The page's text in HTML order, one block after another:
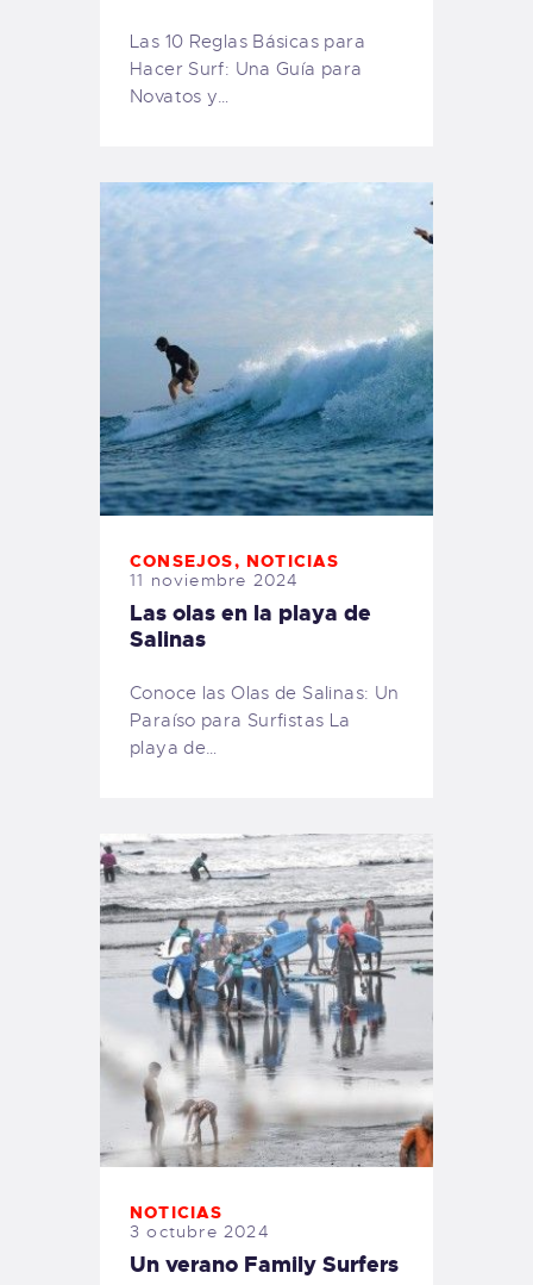
Las 10 Reglas Básicas para
Hacer Surf: Una Guía para
Novatos y…
CONSEJOS, NOTICIAS
11 noviembre 2024
Las olas en la playa de
Salinas
Conoce las Olas de Salinas: Un
Paraíso para Surfistas La
playa de…
NOTICIAS
3 octubre 2024
Un verano Family Surfers